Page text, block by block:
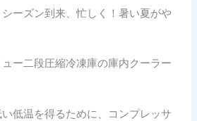
ーズン到来、忙しく！暑い夏がや
ー二段圧縮冷凍庫の庫内クーラー
低温を得るために、コンプレッサ